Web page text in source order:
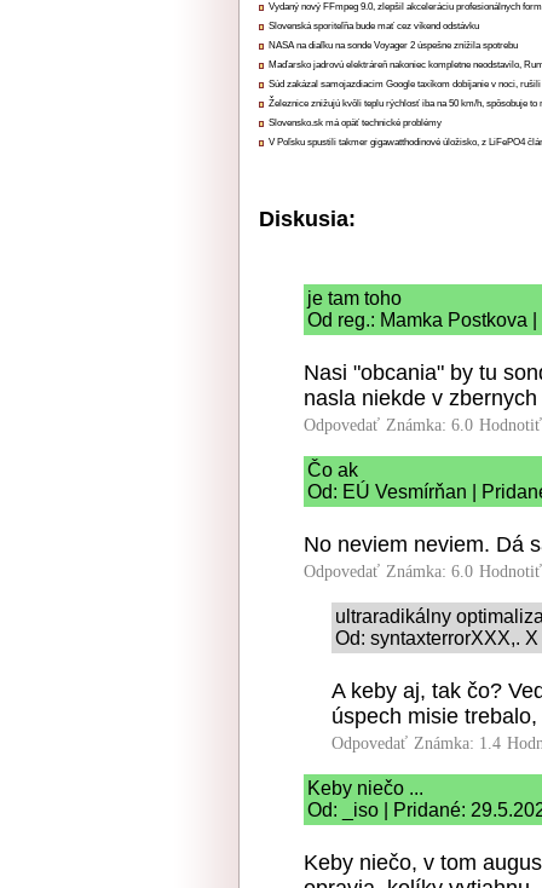
Vydaný nový FFmpeg 9.0, zlepšil akceleráciu profesionálnych
Slovenská sporiteľňa bude mať cez víkend odstávku
NASA na diaľku na sonde Voyager 2 úspešne znížila spotrebu
Maďarsko jadrovú elektráreň nakoniec kompletne neodstavilo,
Súd zakázal samojazdiacim Google taxíkom dobíjanie v noci,
Železnice znižujú kvôli teplu rýchlosť iba na 50 km/h, spôsobuje to
Slovensko.sk má opäť technické problémy
V Poľsku spustili takmer gigawatthodinové úložisko, z LiFePO4
Diskusia:
je tam toho
Od reg.: Mamka Postkova
Nasi "obcania" by tu
nasla niekde v
Odpovedať Známka: 6.0
Čo ak
Od: EÚ Vesmírňan |
No neviem neviem. Dá
Odpovedať Známka: 6.0
ultraradikálny
Od: syntaxterrorXXX,.
A keby aj, tak čo?
úspech misie
Odpovedať Známka: 1.4
Keby niečo ...
Od: _iso | Pridané:
Keby niečo, v tom